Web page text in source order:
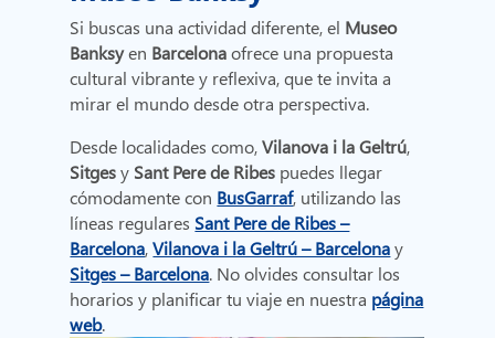
Si buscas una actividad diferente, el Museo
Banksyen Barcelonaofrece una propuesta
cultural vibrante y reflexiva, que te invita a
mirar el mundo desde otra perspectiva.
Desde localidades como,Vilanova i la Geltrú,
Sitgesy Sant Pere de Ribes puedes llegar
cómodamente con BusGarraf, utilizando las
líneas regulares Sant Pere de Ribes –
Barcelona,Vilanova i la Geltrú – Barcelona y
Sitges – Barcelona. No olvides consultar los
horarios y planificar tu viaje en nuestra página
web.